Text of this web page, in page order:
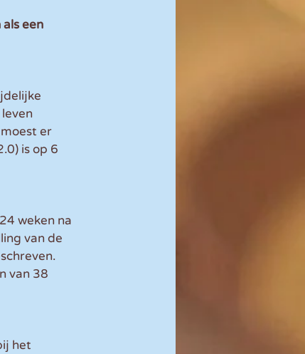
een
er
is op 6
weken na
van de
van 38
het